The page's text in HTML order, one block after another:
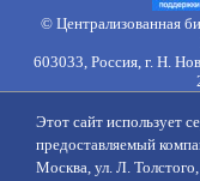
© Централизованная
603033, Россия, г. Н.
Контакты
Этот сайт использует
предоставляемый
Москва, ул. Л.